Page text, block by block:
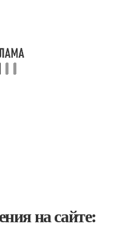
на сайте: